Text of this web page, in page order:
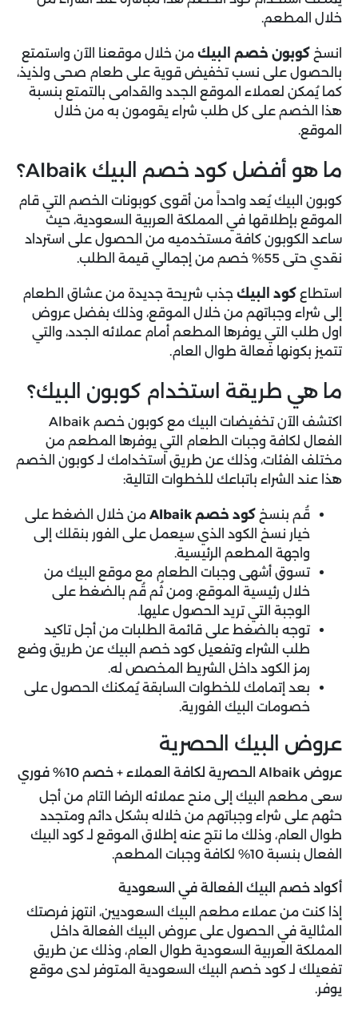
خلال المطعم.
انسخ كوبون خصم البيك من خلال موقعنا الآن واستمتع
بالحصول على نسب تخفيض قوية على طعام صحى ولذيذ،
كما يُمكن لعملاء الموقع الجدد والقدامى بالتمتع بنسبة
هذا الخصم على كل طلب شراء يقومون به من خلال
الموقع.
ما هو أفضل كود خصم البيك Albaik؟
كوبون البيك يُعد واحداً من أقوى كوبونات الخصم التي قام
الموقع بإطلاقها في المملكة العربية السعودية، حيث
ساعد الكوبون كافة مستخدميه من الحصول على استرداد
نقدي حتى 55% خصم من إجمالي قيمة الطلب.
استطاع كود البيك جذب شريحة جديدة من عشاق الطعام
إلى شراء وجباتهم من خلال الموقع، وذلك بفضل عروض
اول طلب التي يوفرها المطعم أمام عملائه الجدد، والتي
تتميز بكونها فعالة طوال العام.
ما هي طريقة استخدام كوبون البيك؟
اكتشف الآن تخفيضات البيك مع كوبون خصم Albaik
الفعال لكافة وجبات الطعام التي يوفرها المطعم من
مختلف الفئات، وذلك عن طريق استخدامك لـ كوبون الخصم
هذا عند الشراء باتباعك للخطوات التالية:
قُم بنسخ كود خصم Albaik
من خلال الضغط على
خيار نسخ الكود الذي سيعمل على الفور بنقلك إلى
واجهة المطعم الرئيسية.
تسوق أشهى وجبات الطعام مع موقع البيك من
خلال رئيسية الموقع، ومن ثُم قُم بالضغط على
الوجبة التي تريد الحصول عليها.
توجه بالضغط على قائمة الطلبات من أجل تاكيد
طلب الشراء وتفعيل كود خصم البيك عن طريق وضع
رمز الكود داخل الشريط المخصص له.
بعد إتمامك للخطوات السابقة يُمكنك الحصول على
خصومات البيك الفورية.
عروض البيك الحصرية
عروض Albaik الحصرية لكافة العملاء + خصم 10% فوري
سعى مطعم البيك إلى منح عملائه الرضا التام من أجل
حثهم على شراء وجباتهم من خلاله بشكل دائم ومتجدد
طوال العام، وذلك ما نتج عنه إطلاق الموقع لـ كود البيك
الفعال بنسبة 10% لكافة وجبات المطعم.
أكواد خصم البيك الفعالة في السعودية
إذا كنت من عملاء مطعم البيك السعوديين، انتهز فرصتك
المثالية في الحصول على عروض البيك الفعالة داخل
المملكة العربية السعودية طوال العام، وذلك عن طريق
تفعيلك لـ كود خصم البيك السعودية المتوفر لدى موقع
يوفر.